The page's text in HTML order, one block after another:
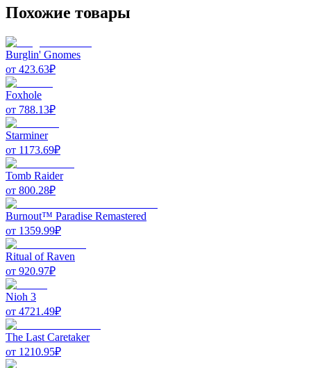
Похожие товары
Burglin' Gnomes
от 423.63₽
Foxhole
от 788.13₽
Starminer
от 1173.69₽
Tomb Raider
от 800.28₽
Burnout™ Paradise Remastered
от 1359.99₽
Ritual of Raven
от 920.97₽
Nioh 3
от 4721.49₽
The Last Caretaker
от 1210.95₽